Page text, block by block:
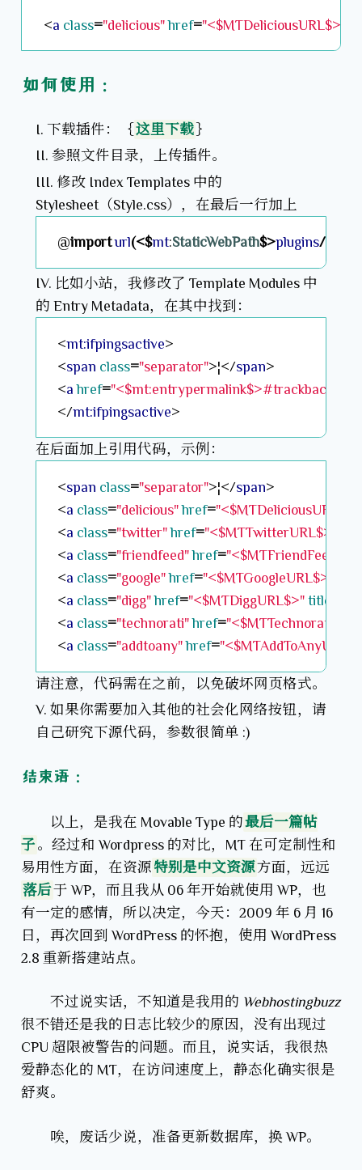
<a class="delicious" href="<$MTDeliciousURL$>"
如何使用：
下载插件：｛ 这里下载 ｝
参照文件目录，上传插件。
修改 Index Templates 中的
Stylesheet（Style.css），在最后一行加上
@import url(<$mt:StaticWebPath$>plugins/
比如小站，我修改了 Template Modules 中
的 Entry Metadata，在其中找到：
<mt:ifpingsactive
<span class="separator">¦</span
<a href="<$mt:entrypermalink$>#trackbacks"
</mt:ifpingsactive
在后面加上引用代码，示例：
<span class="separator">¦</span
<a class="delicious" href="<$MTDeliciousURL$>"
<a class="twitter" href="<$MTTwitterURL$>"
<a class="friendfeed" href=
<a class="google" href="<$MTGoogleURL$>"
<a class="digg" href="<$MTDiggURL$>" title
<a class="technorati" href=
<a class="addtoany" href=
请注意，代码需在之前，以免破坏网页格式。
如果你需要加入其他的社会化网络按钮，请
自己研究下源代码，参数很简单 :)
结束语：
以上，是我在 Movable Type 的最后一篇帖
子 。经过和 Wordpress 的对比，MT 在可定制性和
易用性方面，在资源特别是中文资源方面，远远
落后于 WP，而且我从 06 年开始就使用 WP，也
有一定的感情，所以决定，今天：2009 年 6 月 16
日，再次回到 WordPress 的怀抱，使用 WordPress
2.8 重新搭建站点。
不过说实话，不知道是我用的 Webhostingbuzz
很不错还是我的日志比较少的原因，没有出现过
CPU 超限被警告的问题。而且，说实话，我很热
爱静态化的 MT，在访问速度上，静态化确实很是
舒爽。
唉，废话少说，准备更新数据库，换 WP。